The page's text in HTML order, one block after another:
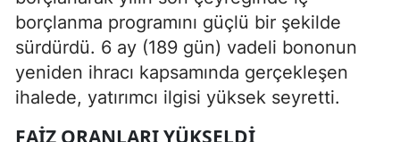
borçlanma programını güçlü bir şekilde
sürdürdü. 6 ay (189 gün) vadeli bononun
yeniden ihracı kapsamında gerçekleşen
ihalede, yatırımcı ilgisi yüksek seyretti.
FAIZ ORANLARI YÜKSELDI